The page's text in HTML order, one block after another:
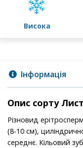
високa
Інформація
Опис сорту
Різновид
(8-10 см),
середнє. Кільовий